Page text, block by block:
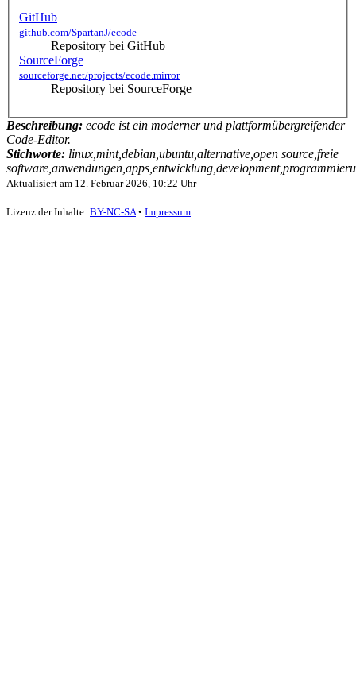
GitHub
github.com/SpartanJ/ecode
Repository bei GitHub
SourceForge
sourceforge.net/projects/ecode.mirror
Repository bei SourceForge
Beschreibung: ecode ist ein moderner und plattformübergreifender
Code-Editor.
Stichworte: linux,mint,debian,ubuntu,alternative,open source,freie
Aktualisiert am 12. Februar 2026, 10:22 Uhr
Lizenz der Inhalte: BY-NC-SA• Impressum